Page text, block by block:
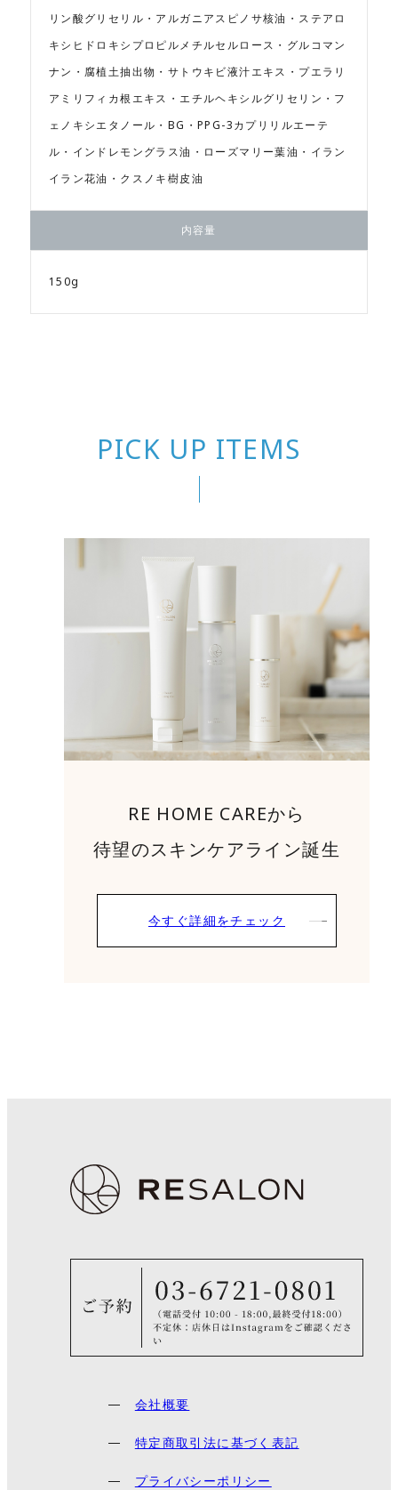
リン酸グリセリル・アルガニアスピノサ核油・ステアロ
キシヒドロキシプロピルメチルセルロース・グルコマン
ナン・腐植土抽出物・サトウキビ液汁エキス・プエラリ
アミリフィカ根エキス・エチルヘキシルグリセリン・フ
ェノキシエタノール・BG・PPG-3カプリリルエーテ
ル・インドレモングラス油・ローズマリー葉油・イラン
イラン花油・クスノキ樹皮油
内容量
150g
PICK UP ITEMS
RE HOME CAREから
待望のスキンケアライン誕生
今すぐ詳細をチェック
会社概要
特定商取引法に基づく表記
プライバシーポリシー